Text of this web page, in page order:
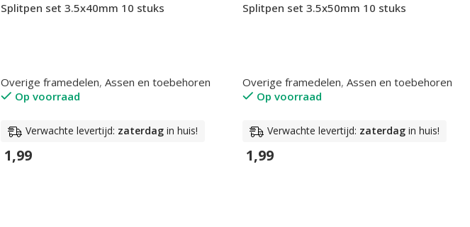
Splitpen set 3.5x40mm 10 stuks
Overige framedelen, Assen en toebehoren
Op voorraad
Verwachte levertijd: zaterdag in huis!
1,99
Splitpen set 3.5x50mm 10 stuks
Overige framedelen, Assen en toebehoren
Op voorraad
Verwachte levertijd: zaterdag in huis!
1,99